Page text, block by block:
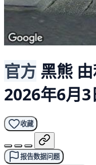
官方 黑熊
2026年6月
收藏
报告数据问题